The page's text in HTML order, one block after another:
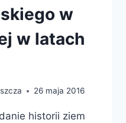
w
w latach
26 maja 2016
historii ziem